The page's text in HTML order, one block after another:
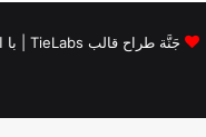
جَنَّة طراح قالب TieLabs |